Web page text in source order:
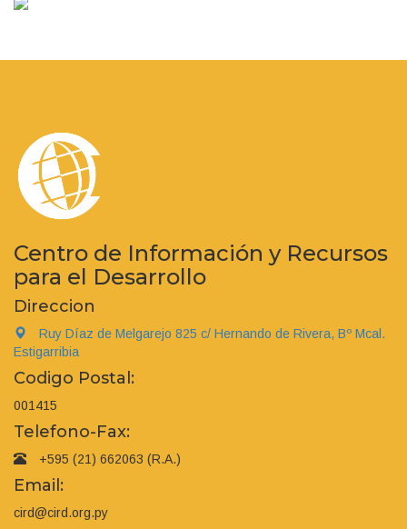
Centro de Información y Recursos
para el Desarrollo
Direccion
Ruy Díaz de Melgarejo 825 c/ Hernando de Rivera, Bº Mcal.
Estigarribia
Codigo Postal:
001415
Telefono-Fax:
+595 (21) 662063 (R.A.)
Email:
cird@cird.org.py